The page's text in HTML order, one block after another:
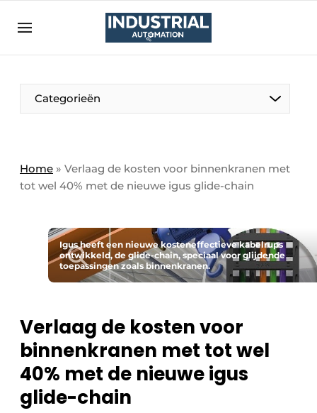
Aanmelden
Bedrijven
Bedrijven
Direct contact
Eigen content aanleveren
Home
Meest gelezen
Nieuwsbrief
Privacy / Cookie statement
Vacature aanmelden
Vacatures
Video’s
Categorieën
Home » Verlaag de kosten voor binnenkranen met
tot wel 40% met de nieuwe igus glide-chain
Igus heeft een nieuwe kosteneffectieve kabelrups
ontwikkeld, de glide-chain, speciaal voor glijdende
toepassingen zoals binnenkranen.
Verlaag de kosten voor
binnenkranen met tot wel
40% met de nieuwe igus
glide-chain